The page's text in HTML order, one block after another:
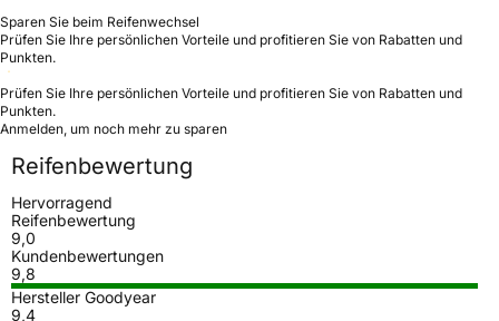
Sparen Sie beim Reifenwechsel
Prüfen Sie Ihre persönlichen Vorteile und profitieren Sie von Rabatten und
Punkten.
Prüfen Sie Ihre persönlichen Vorteile und profitieren Sie von Rabatten und
Punkten.
Anmelden, um noch mehr zu sparen
Reifenbewertung
Hervorragend
Reifenbewertung
9,0
Kundenbewertungen
9,8
Hersteller Goodyear
9,4